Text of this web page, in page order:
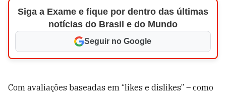
Siga a Exame e fique por dentro das últimas
notícias do Brasil e do Mundo
Seguir no Google
Com avaliações baseadas em “likes e dislikes” – como